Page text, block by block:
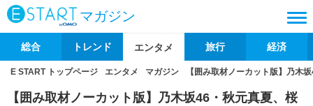
マガジン
総合 トレンド エンタメ 旅行 経済
E START トップページ エンタメ マガジン 【囲み取材ノーカット版】乃木
【囲み取材ノーカット版】乃木坂46・秋元真夏、桜